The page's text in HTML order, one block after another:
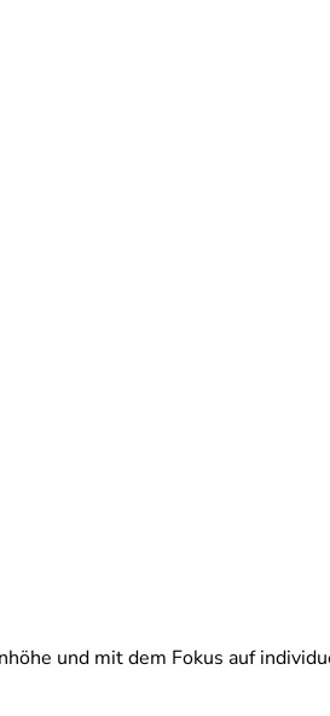
und mit dem Fokus auf